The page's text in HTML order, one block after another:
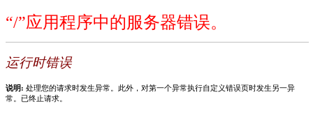
“/”应用程序中的服务器错误。
运行时错误
说明: 处理您的请求时发生异常。此外，对第一个异常执行自定义错误页时发生另一异
常。已终止请求。